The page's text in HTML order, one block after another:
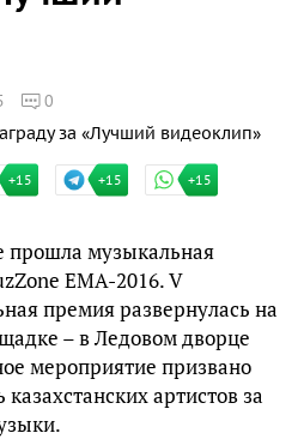
0
+15 +15 +15
музыкальная
EMA-2016. V
премия развернулась на
– в Ледовом дворце
мероприятие призвано
артистов за